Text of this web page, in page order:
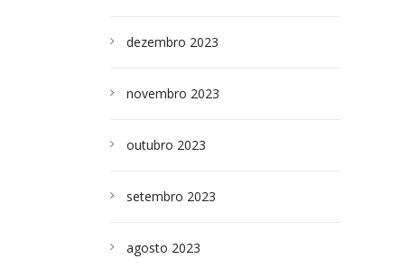
dezembro 2023
novembro 2023
outubro 2023
setembro 2023
agosto 2023